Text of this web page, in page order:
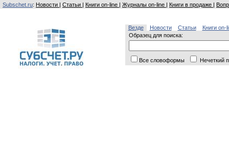
Subschet.ru: Новости | Статьи | Книги on-line | Журналы on-line | Книги в продаже |
Везде Новости Статьи
Книги on-
Образец для поиска:
Все словоформы Нечеткий